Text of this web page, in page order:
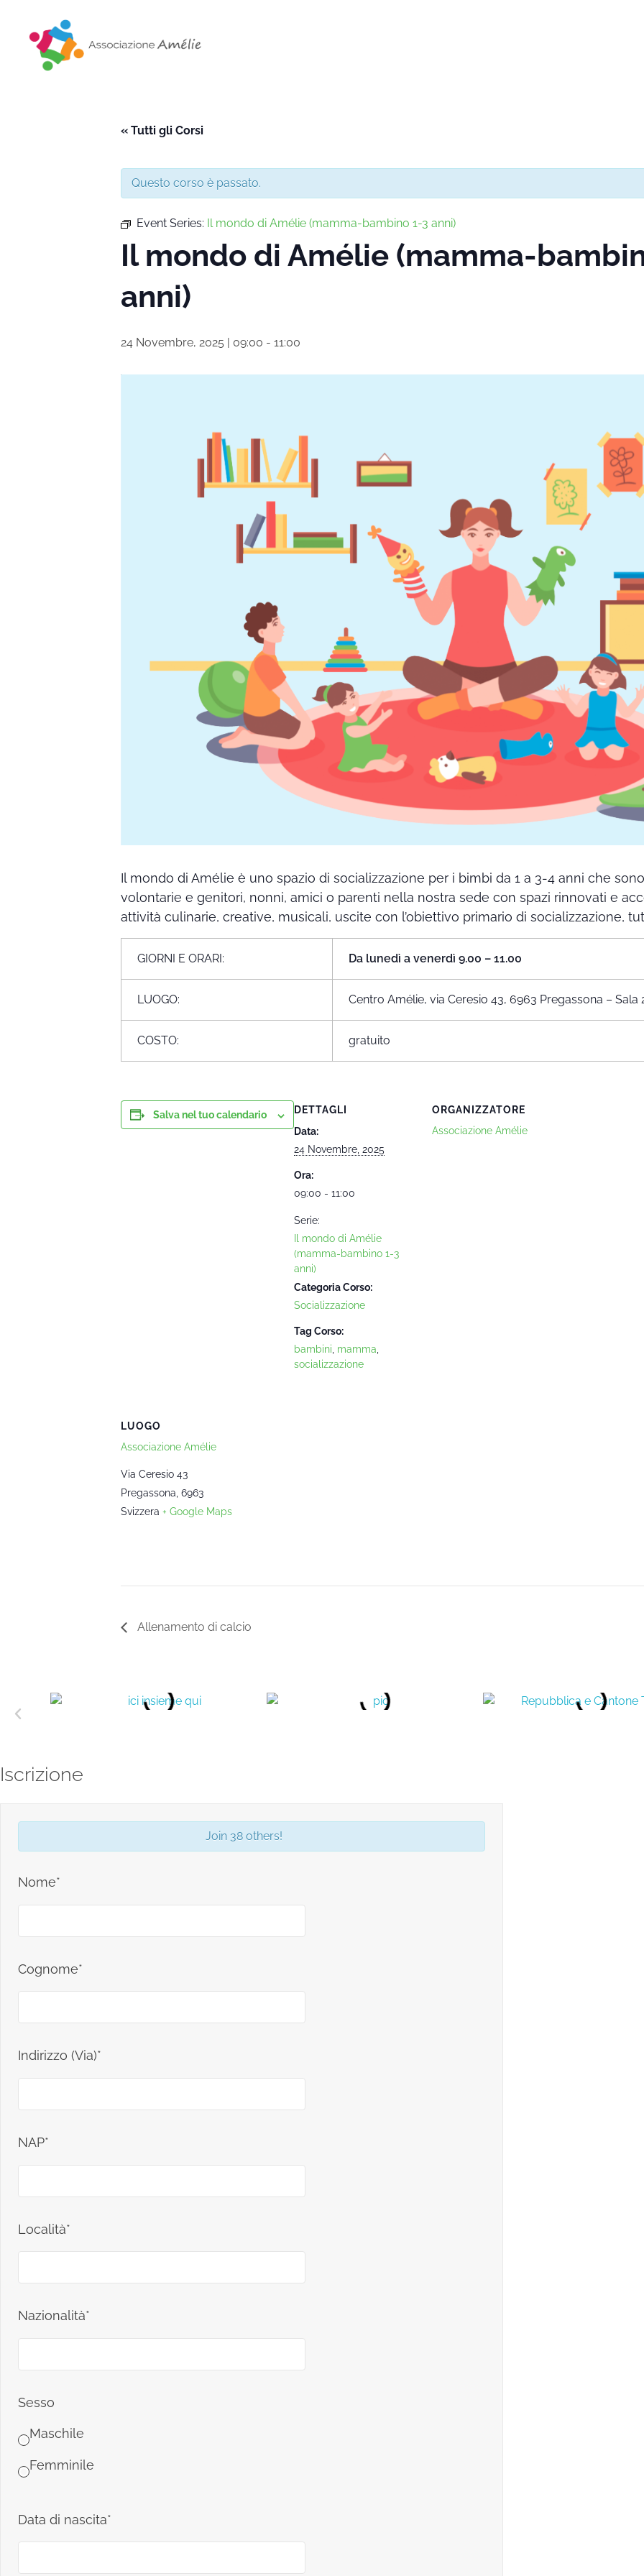
« Tutti gli Corsi
Questo corso è passato.
Event Series: Il mondo di Amélie (mamma-bambino 1-3 anni)
Il mondo di Amélie (mamma-
anni)
24 Novembre, 2025 | 09:00 - 11:00
Il mondo di Amélie è uno spazio di socializzazione per i bimbi da 1 a 3-4 anni che
volontarie e genitori, nonni, amici o parenti nella nostra sede con spazi rinnovati e
attività culinarie, creative, musicali, uscite con l’obiettivo primario di socializzazione,
GIORNI E ORARI: Da lunedì a venerdì 9.00 – 11.00
LUOGO: Centro Amélie, via Ceresio 43, 6963 Pregassona – Sala
COSTO: gratuito
Salva nel tuo calendario
DETTAGLI
Data:
24 Novembre, 2025
Ora:
09:00 - 11:00
Serie:
Il mondo di Amélie
(mamma-bambino 1-3
anni)
Categoria Corso:
Socializzazione
Tag Corso:
bambini mamma
socializzazione
ORGANIZZATORE
Associazione Amélie
LUOGO
Associazione Amélie
Via Ceresio 43
Pregassona 6963
Svizzera + Google Maps
Allenamento di calcio
Iscrizione
Join 38 others!
Nome*
Cognome*
Indirizzo (Via)*
NAP*
Località*
Nazionalità*
Sesso
Maschile
Femminile
Data di nascita*